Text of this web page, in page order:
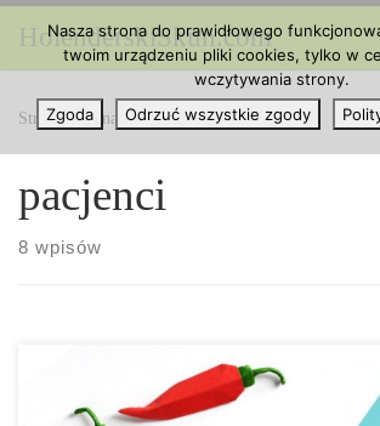
Przejdź do treści
HolenderskiSkun.com
Strona główna » pacjenci
pacjenci
8 wpisów
Stosowanie marihuany u pacjentów z anemią
Nasza strona do prawidłowego
twoim urządzeniu pliki cookies, tylko w
wczytywania strony.
Zgoda
Odrzuć wszystkie zgody